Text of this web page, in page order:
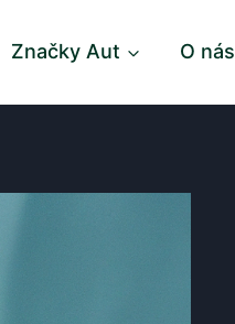
Značky Aut O nás